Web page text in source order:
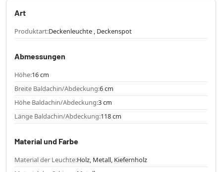
Art
Produktart:Deckenleuchte , Deckenspot
Abmessungen
Höhe:16 cm
Breite Baldachin/Abdeckung:6 cm
Höhe Baldachin/Abdeckung:3 cm
Länge Baldachin/Abdeckung:118 cm
Material und Farbe
Material der Leuchte:Holz, Metall, Kiefernholz